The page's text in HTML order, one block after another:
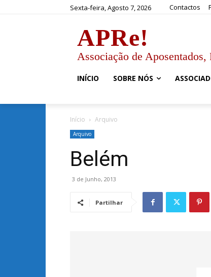
Sexta-feira, Agosto 7, 2026 Contactos
APRe!
Associação de
INÍCIO SOBRE NÓS
Início Arquivo
Arquivo
Belém
3 de Junho, 2013
Partilhar